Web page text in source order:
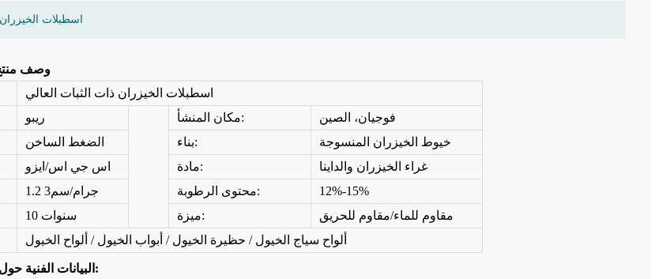
أرضية فناء حديقة من الخيزران عالية
الجودة صديقة للبيئة
أرضيات التدفئة الحديثة المصنوعة
من خشب الخيزران عالي الكثافة
والمتفحمة
أرضيات خشبية من الخيزران عالية
الضغط للاستخدام التجاري
اسطبلات
وصف
اسطبلات الخيزران ذات الثبات العالي
ريبو مكان المنشأ:
فوجيان، الصين
الضغط الساخن بناء:
خيوط الخيزران المنسوجة
اس جي اس/ايزو مادة:
غراء الخيزران والداينا
1.2 جرام/سم3 محتوى الرطوبة:
12%-15%
10 سنوات ميزة:
مقاوم للماء/مقاوم للحريق
ألواح سياج الخيول / حظيرة الخيول / أبواب الخيول / ألواح الخيول
البيانات الفنية حول لوح إسطبل الخيل: